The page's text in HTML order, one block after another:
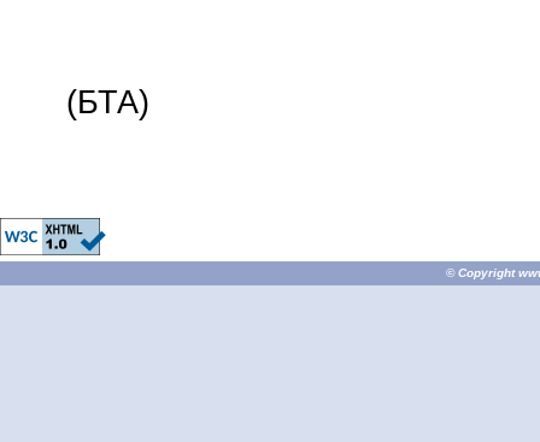
(БТА)
© Copyright